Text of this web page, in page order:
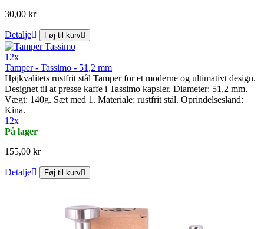
30,00 kr
Detalje Føj til kurv
12x
Tamper - Tassimo - 51,2 mm
Højkvalitets rustfrit stål Tamper for et moderne og ultimativt design.
Designet til at presse kaffe i Tassimo kapsler. Diameter: 51,2 mm.
Vægt: 140g. Sæt med 1. Materiale: rustfrit stål. Oprindelsesland:
Kina.
12x
På lager
155,00 kr
Detalje Føj til kurv